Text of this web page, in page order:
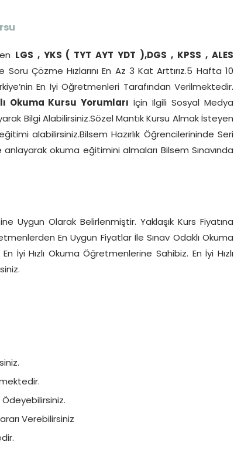
LGS , YKS ( TYT AYT YDT ),DGS , KPSS , ALES
Çözme Hızlarını En Az 3 Kat Arttırız.5 Hafta 10
En İyi Öğretmenleri Tarafından Verilmektedir.
Okuma Kursu Yorumları İçin İlgili Sosyal Medya
Bilgi Alabilirsiniz.Sözel Mantık Kursu Almak İsteyen
alabilirsiniz.Bilsem Hazırlık Öğrencilerininde Seri
okuma eğitimini almaları Bilsem Sınavında
Uygun Olarak Belirlenmiştir. Yaklaşık Kurs Fiyatına
En Uygun Fiyatlar İle Sınav Odaklı Okuma
İyi Hızlı Okuma Öğretmenlerine Sahibiz. En İyi Hızlı
Verebilirsiniz